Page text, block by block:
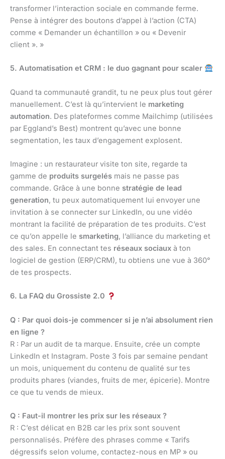
transformer l’interaction sociale en commande ferme.
Pense à intégrer des boutons d’appel à l’action (CTA)
comme « Demander un échantillon » ou « Devenir
client ». »
5. Automatisation et CRM : le duo gagnant pour scaler
Quand ta communauté grandit, tu ne peux plus tout gérer
manuellement. C’est là qu’intervient le marketing
automation. Des plateformes comme Mailchimp (utilisées
par Eggland’s Best) montrent qu’avec une bonne
segmentation, les taux d’engagement explosent.
Imagine : un restaurateur visite ton site, regarde ta
gamme de produits surgelés mais ne passe pas
commande. Grâce à une bonne stratégie de lead
generation, tu peux automatiquement lui envoyer une
invitation à se connecter sur LinkedIn, ou une vidéo
montrant la facilité de préparation de tes produits. C’est
ce qu’on appelle le smarketing, l’alliance du marketing et
des sales. En connectant tes réseaux sociaux à ton
logiciel de gestion (ERP/CRM), tu obtiens une vue à 360°
de tes prospects.
6. La FAQ du Grossiste 2.0
Q : Par quoi dois-je commencer si je n’ai absolument rien
en ligne ?
R : Par un audit de ta marque. Ensuite, crée un compte
LinkedIn et Instagram. Poste 3 fois par semaine pendant
un mois, uniquement du contenu de qualité sur tes
produits phares (viandes, fruits de mer, épicerie). Montre
ce que tu vends de mieux.
Q : Faut-il montrer les prix sur les réseaux ?
R : C’est délicat en B2B car les prix sont souvent
personnalisés. Préfère des phrases comme « Tarifs
dégressifs selon volume, contactez-nous en MP » ou